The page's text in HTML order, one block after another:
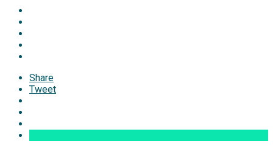
Share
Tweet